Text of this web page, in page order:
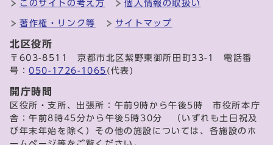
このサイトの考え方 個人情報の取扱い
著作権・リンク等 サイトマップ
北区役所
〒603-8511 京都市北区紫野東御所田町33-1 電話番
号：050-1726-1065 (代表)
開庁時間
区役所・支所、出張所：午前9時から午後5時 市役所本庁
舎：午前8時45分から午後5時30分 （いずれも土日祝及
び年末年始を除く）その他の施設については、各施設のホ